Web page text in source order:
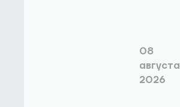
08
августа
2026